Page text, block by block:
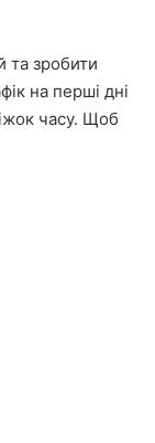
та зробити
на перші дні
часу. Щоб